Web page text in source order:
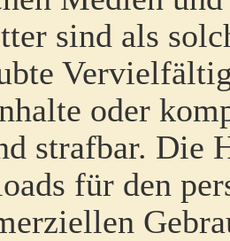
sind als
oder
strafbar. Die
für den